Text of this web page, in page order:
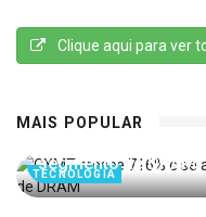
Clique aqui para ver
MAIS POPULAR
TECNOLOGIA
segmento de DRAM